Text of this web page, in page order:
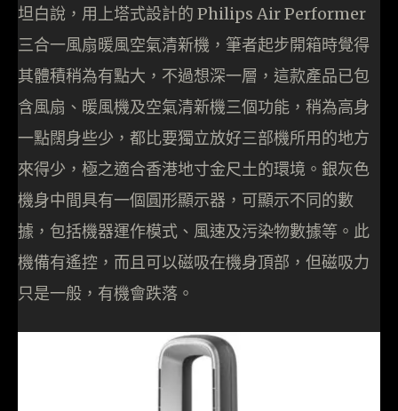
坦白說，用上塔式設計的 Philips Air Performer
三合一風扇暖風空氣清新機，筆者起步開箱時覺得
其體積稍為有點大，不過想深一層，這款產品已包
含風扇、暖風機及空氣清新機三個功能，稍為高身
一點闊身些少，都比要獨立放好三部機所用的地方
來得少，極之適合香港地寸金尺土的環境。銀灰色
機身中間具有一個圓形顯示器，可顯示不同的數
據，包括機器運作模式、風速及污染物數據等。此
機備有遙控，而且可以磁吸在機身頂部，但磁吸力
只是一般，有機會跌落。